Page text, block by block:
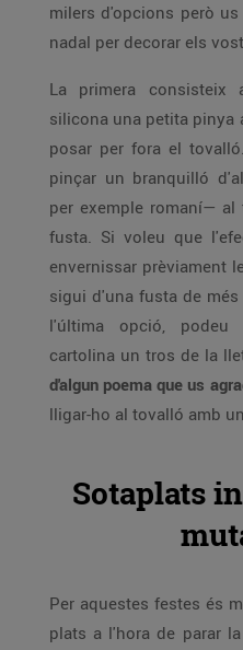
milers d'opcions però
nadal per decorar els
La primera
silicona una petita pinya
posar per fora el
pinçar un branquilló
per exemple romaní—
fusta. Si voleu que
envernissar prèviament
sigui d'una fusta de
l'última opció,
cartolina un tros de la
d'algun poema que us
lligar-ho al tovalló amb
Sotaplats
Per aquestes festes és
plats a l'hora de parar